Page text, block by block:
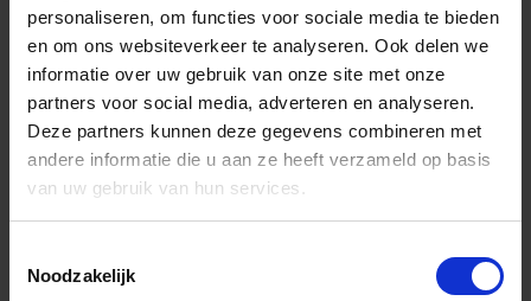
personaliseren, om functies voor sociale media te bieden
en om ons websiteverkeer te analyseren. Ook delen we
informatie over uw gebruik van onze site met onze
partners voor social media, adverteren en analyseren.
Deze partners kunnen deze gegevens combineren met
andere informatie die u aan ze heeft verzameld op basis
van uw gebruik van hun services.
Noodzakelijk